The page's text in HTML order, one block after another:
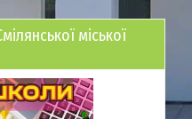
міської